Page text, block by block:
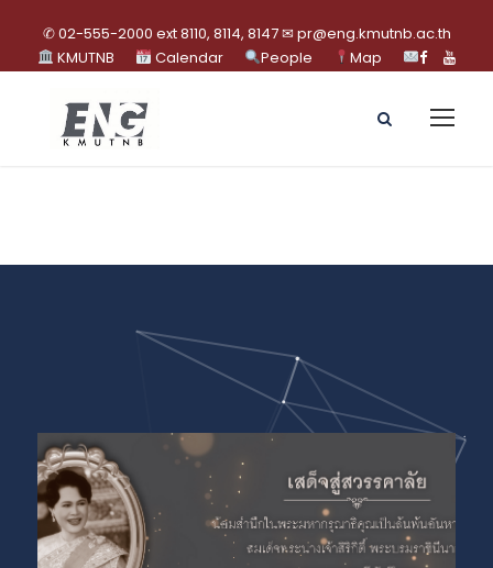
✆ 02-555-2000 ext 8110, 8114, 8147 ✉ pr@eng.kmutnb.ac.th
KMUTNB
Calendar People Map